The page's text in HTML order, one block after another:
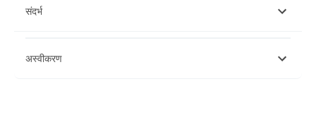
संदर्भ
अस्वीकरण